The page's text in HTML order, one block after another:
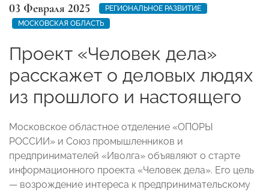
03 Февраля 2025
РЕГИОНАЛЬНОЕ РАЗВИТИЕ
МОСКОВСКАЯ ОБЛАСТЬ
Проект «Человек дела»
расскажет о деловых людях
из прошлого и настоящего
Московское областное отделение «ОПОРЫ
РОССИИ» и Союз промышленников и
предпринимателей «Иволга» объявляют о старте
информационного проекта «Человек дела». Его цель
— возрождение интереса к предпринимательскому